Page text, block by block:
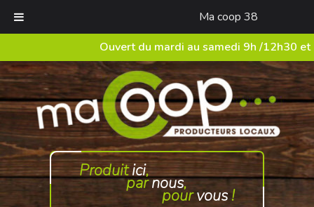
Ma coop 38
Ouvert du mardi au samedi 9h /12h30
Produitici,
parnous,
pourvous!